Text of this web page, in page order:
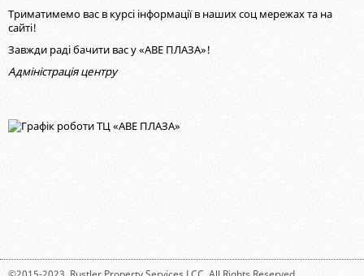
Триматимемо вас в курсі інформації в наших соц мережах та на
сайті!
Завжди раді бачити вас у «АВЕ ПЛАЗА»!
Адміністрація центру